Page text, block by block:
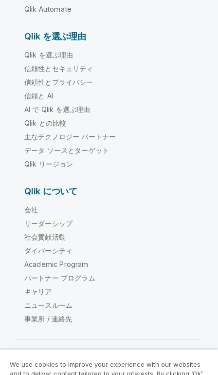
Qlik Automate
Qlik を選ぶ理由
Qlik を選ぶ理由
信頼性とセキュリティ
信頼性とプライバシー
信頼と AI
AI で Qlik を選ぶ理由
Qlik との比較
主なテクノロジー パートナー
データ ソースとターゲット
Qlik リージョン
Qlik について
会社
リーダーシップ
社会貢献活動
ダイバーシティ
Academic Program
パートナー プログラム
キャリア
ニュースルーム
事業所 / 連絡先
Qlik コミュニティ
We use cookies to improve your experience with our websites